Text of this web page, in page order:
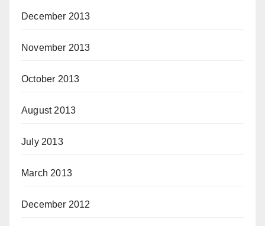
December 2013
November 2013
October 2013
August 2013
July 2013
March 2013
December 2012